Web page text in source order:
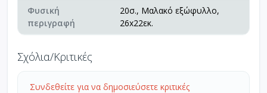
Φυσική
περιγραφή
20σ., Μαλακό εξώφυλλο,
26x22εκ.
Σχόλια/Κριτικές
Συνδεθείτε για να δημοσιεύσετε κριτικές